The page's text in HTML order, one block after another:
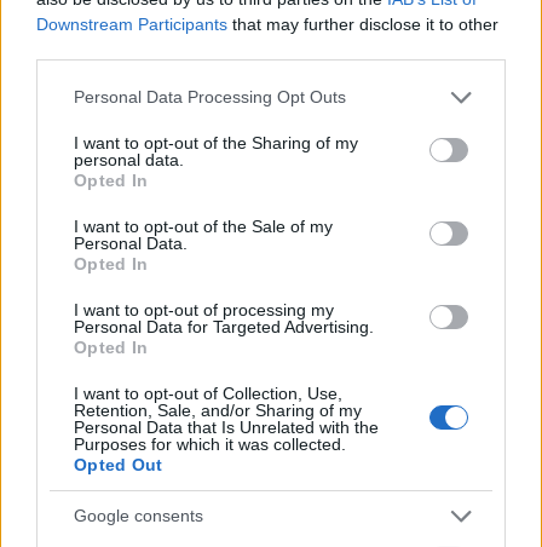
Downstream Participants that may further disclose it to other
Please note that this website/app uses one or more Google
not limited to your visit or usage behaviour. You may click to
grant or deny consent to Google and its third-party tags to
use your data for below specified purposes in below Google
consent section.
Personal Data Processing Opt Outs
I want to opt-out of the Sharing of my
personal data.
Opted In
I want to opt-out of the Sale of my
Personal Data.
Opted In
I want to opt-out of processing my
Personal Data for Targeted Advertising.
Opted In
I want to opt-out of Collection, Use,
Retention, Sale, and/or Sharing of my
Personal Data that Is Unrelated with the
Purposes for which it was collected.
Opted Out
Google consents
Deadből?
sixx•2018. október 19.
Szerintem a tévézésben jelenleg az egyik
leggondosabban őrzött titok, hogy az új évadban rég
nem látott konszolidált külsőt öltő Rick Grimes hogy
meg valakit? Megharapják, karját veszti, aztán hullik
el? Hősiesen áll a vártán, és menekülő társait…